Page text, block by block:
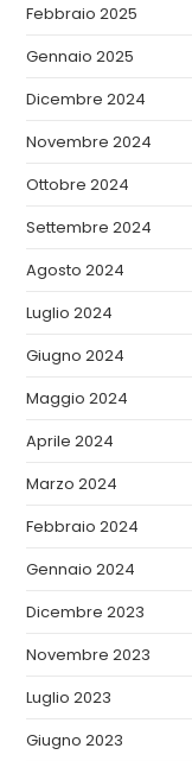
Febbraio 2025
Gennaio 2025
Dicembre 2024
Novembre 2024
Ottobre 2024
Settembre 2024
Agosto 2024
Luglio 2024
Giugno 2024
Maggio 2024
Aprile 2024
Marzo 2024
Febbraio 2024
Gennaio 2024
Dicembre 2023
Novembre 2023
Luglio 2023
Giugno 2023